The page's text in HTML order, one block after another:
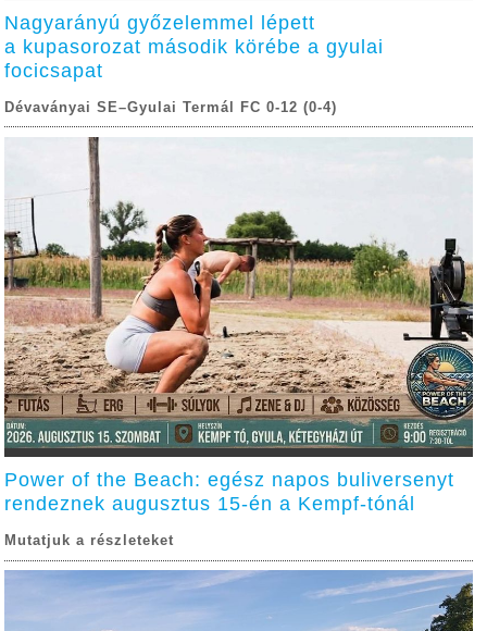
Nagyarányú győzelemmel lépett
a kupasorozat második körébe a gyulai
focicsapat
Dévaványai SE–Gyulai Termál FC 0-12 (0-4)
Power of the Beach: egész napos buliversenyt
rendeznek augusztus 15-én a Kempf-tónál
Mutatjuk a részleteket